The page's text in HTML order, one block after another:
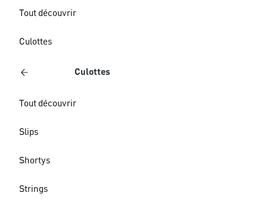
Tout découvrir
Culottes
Culottes
Tout découvrir
Slips
Shortys
Strings